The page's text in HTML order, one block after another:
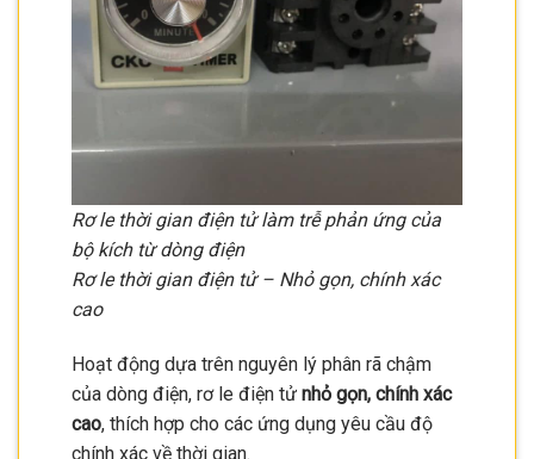
Rơ le thời gian điện tử làm trễ phản ứng của
bộ kích từ dòng điện
Rơ le thời gian điện tử – Nhỏ gọn, chính xác
cao
Hoạt động dựa trên nguyên lý phân rã chậm
của dòng điện, rơ le điện tử nhỏ gọn, chính xác
cao, thích hợp cho các ứng dụng yêu cầu độ
chính xác về thời gian.